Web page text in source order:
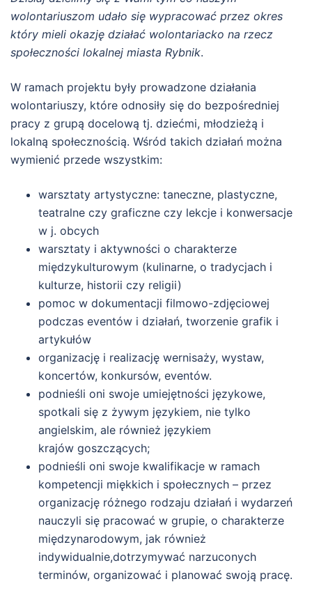
wolontariuszom udało się wypracować przez okres
który mieli okazję działać wolontariacko na rzecz
społeczności lokalnej miasta Rybnik.
W ramach projektu były prowadzone działania
wolontariuszy, które odnosiły się do bezpośredniej
pracy z grupą docelową tj. dziećmi, młodzieżą i
lokalną społecznością. Wśród takich działań można
wymienić przede wszystkim:
warsztaty artystyczne: taneczne, plastyczne,
teatralne czy graficzne czy lekcje i konwersacje
w j. obcych
warsztaty i aktywności o charakterze
międzykulturowym (kulinarne, o tradycjach i
kulturze, historii czy religii)
pomoc w dokumentacji filmowo-zdjęciowej
podczas eventów i działań, tworzenie grafik i
artykułów
organizację i realizację wernisaży, wystaw,
koncertów, konkursów, eventów.
podnieśli oni swoje umiejętności językowe,
spotkali się z żywym językiem, nie tylko
angielskim, ale również językiem
krajów goszczących;
podnieśli oni swoje kwalifikacje w ramach
kompetencji miękkich i społecznych – przez
organizację różnego rodzaju działań i wydarzeń
nauczyli się pracować w grupie, o charakterze
międzynarodowym, jak również
indywidualnie,dotrzymywać narzuconych
terminów, organizować i planować swoją pracę.